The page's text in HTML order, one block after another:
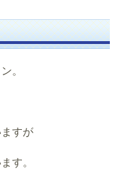
。
すが
す。